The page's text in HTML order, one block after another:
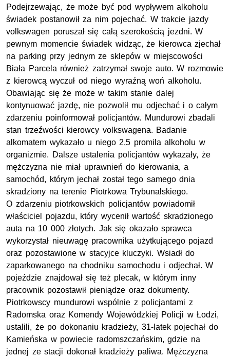
Podejrzewając, że może być pod wypływem alkoholu
świadek postanowił za nim pojechać. W trakcie jazdy
volkswagen poruszał się całą szerokością jezdni. W
pewnym momencie świadek widząc, że kierowca zjechał
na parking przy jednym ze sklepów w miejscowości
Biała Parcela również zatrzymał swoje auto. W rozmowie
z kierowcą wyczuł od niego wyraźną woń alkoholu.
Obawiając się że może w takim stanie dalej
kontynuować jazdę, nie pozwolił mu odjechać i o całym
zdarzeniu poinformował policjantów. Mundurowi zbadali
stan trzeźwości kierowcy volkswagena. Badanie
alkomatem wykazało u niego 2,5 promila alkoholu w
organizmie. Dalsze ustalenia policjantów wykazały, że
mężczyzna nie miał uprawnień do kierowania, a
samochód, którym jechał został tego samego dnia
skradziony na terenie Piotrkowa Trybunalskiego.
O zdarzeniu piotrkowskich policjantów powiadomił
właściciel pojazdu, który wycenił wartość skradzionego
auta na 10 000 złotych. Jak się okazało sprawca
wykorzystał nieuwagę pracownika użytkującego pojazd
oraz pozostawione w stacyjce kluczyki. Wsiadł do
zaparkowanego na chodniku samochodu i odjechał. W
pojeździe znajdował się też plecak, w którym inny
pracownik pozostawił pieniądze oraz dokumenty.
Piotrkowscy mundurowi wspólnie z policjantami z
Radomska oraz Komendy Wojewódzkiej Policji w Łodzi,
ustalili, że po dokonaniu kradzieży, 31-latek pojechał do
Kamieńska w powiecie radomszczańskim, gdzie na
jednej ze stacji dokonał kradzieży paliwa. Mężczyzna